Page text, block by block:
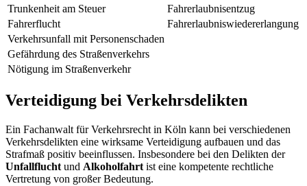
Trunkenheit am Steuer
Fahrerlaubnisentzug
Fahrerflucht
Fahrerlaubniswiedererlangung
Verkehrsunfall mit Personenschaden
Gefährdung des Straßenverkehrs
Nötigung im Straßenverkehr
Verteidigung bei Verkehrsdelikten
Ein Fachanwalt für Verkehrsrecht in Köln kann bei verschiedenen
Verkehrsdelikten eine wirksame Verteidigung aufbauen und das
Strafmaß positiv beeinflussen. Insbesondere bei den Delikten der
Unfallflucht und Alkoholfahrt ist eine kompetente rechtliche
Vertretung von großer Bedeutung.